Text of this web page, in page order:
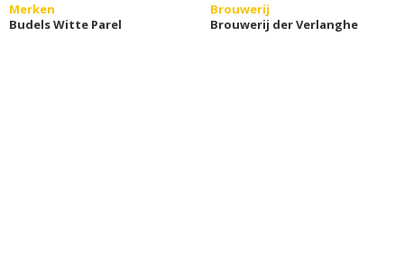
Merken
Budels Witte Parel
Brouwerij
Brouwerij der Verlanghe